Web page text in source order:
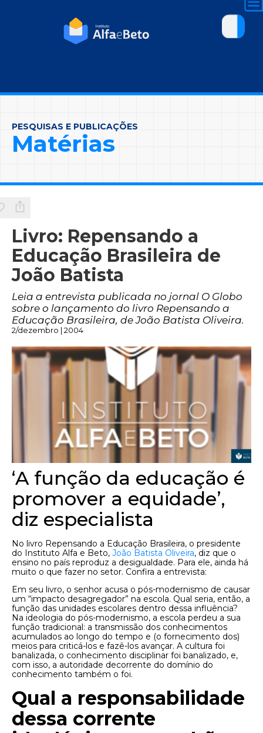
PESQUISAS E PUBLICAÇÕES
Matérias
Livro: Repensando a
Educação Brasileira de
João Batista
Leia a entrevista publicada no jornal O Globo
sobre o lançamento do livro Repensando a
Educação Brasileira, de João Batista Oliveira.
2/dezembro | 2004
‘A função da educação é
promover a equidade’,
diz especialista
No livro Repensando a Educação Brasileira, o presidente
do Instituto Alfa e Beto, João Batista Oliveira, diz que o
ensino no país reproduz a desigualdade. Para ele, ainda há
muito o que fazer no setor. Confira a entrevista:
Em seu livro, o senhor acusa o pós-modernismo de causar
um “impacto desagregador” na escola. Qual seria, então, a
função das unidades escolares dentro dessa influência?
Na ideologia do pós-modernismo, a escola perdeu a sua
função tradicional: a transmissão dos conhecimentos
acumulados ao longo do tempo e (o fornecimento dos)
meios para criticá-los e fazê-los avançar. A cultura foi
banalizada, o conhecimento disciplinar foi banalizado, e,
com isso, a autoridade decorrente do domínio do
conhecimento também o foi.
Qual a responsabilidade
dessa corrente